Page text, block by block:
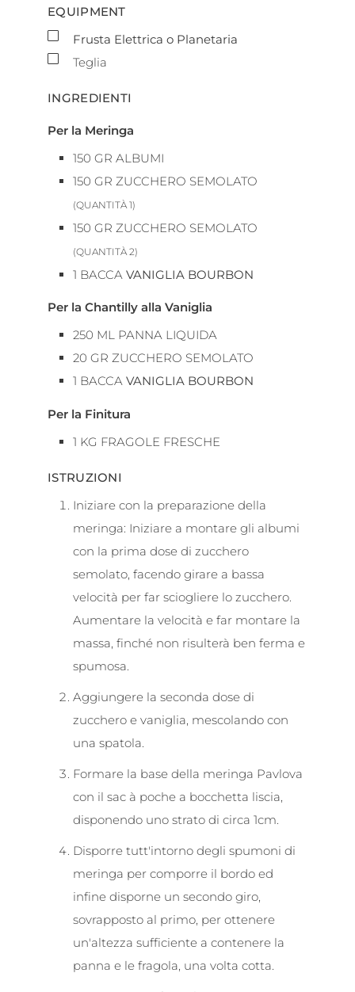
EQUIPMENT
▢
Frusta Elettrica o Planetaria
▢
Teglia
INGREDIENTI
Per la Meringa
150 GR ALBUMI
150 GR ZUCCHERO SEMOLATO
(QUANTITÀ 1)
150 GR ZUCCHERO SEMOLATO
(QUANTITÀ 2)
1 BACCA VANIGLIA BOURBON
Per la Chantilly alla Vaniglia
250 ML PANNA LIQUIDA
20 GR ZUCCHERO SEMOLATO
1 BACCA VANIGLIA BOURBON
Per la Finitura
1 KG FRAGOLE FRESCHE
ISTRUZIONI
Iniziare con la preparazione della
meringa: Iniziare a montare gli albumi
con la prima dose di zucchero
semolato, facendo girare a bassa
velocità per far sciogliere lo zucchero.
Aumentare la velocità e far montare la
massa, finché non risulterà ben ferma e
spumosa.
Aggiungere la seconda dose di
zucchero e vaniglia, mescolando con
una spatola.
Formare la base della meringa Pavlova
con il sac à poche a bocchetta liscia,
disponendo uno strato di circa 1cm.
Disporre tutt'intorno degli spumoni di
meringa per comporre il bordo ed
infine disporne un secondo giro,
sovrapposto al primo, per ottenere
un'altezza sufficiente a contenere la
panna e le fragola, una volta cotta.